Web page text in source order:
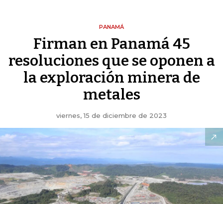
PANAMÁ
Firman en Panamá 45
resoluciones que se oponen a
la exploración minera de
metales
viernes, 15 de diciembre de 2023